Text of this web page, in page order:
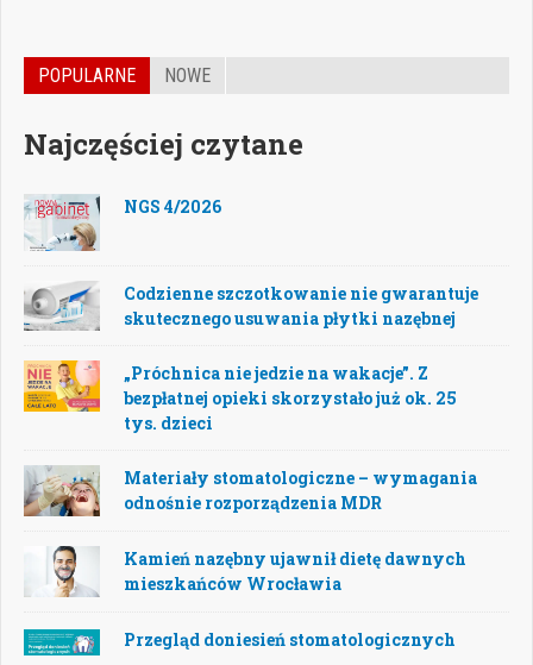
POPULARNE NOWE
Najczęściej czytane
NGS 4/2026
Codzienne szczotkowanie nie gwarantuje
skutecznego usuwania płytki nazębnej
„Próchnica nie jedzie na wakacje”. Z
bezpłatnej opieki skorzystało już ok. 25
tys. dzieci
Materiały stomatologiczne – wymagania
odnośnie rozporządzenia MDR
Kamień nazębny ujawnił dietę dawnych
mieszkańców Wrocławia
Przegląd doniesień stomatologicznych